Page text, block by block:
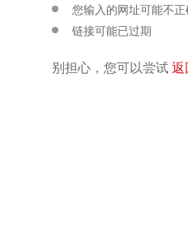
您输入的网址可能不正
链接可能已过期
别担心，您可以尝试